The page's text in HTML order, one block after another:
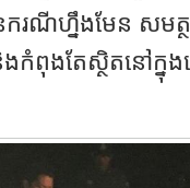
ករណីហ្នឹងមែន សមត្
ពុងតែស្ថិតនៅក្នុង